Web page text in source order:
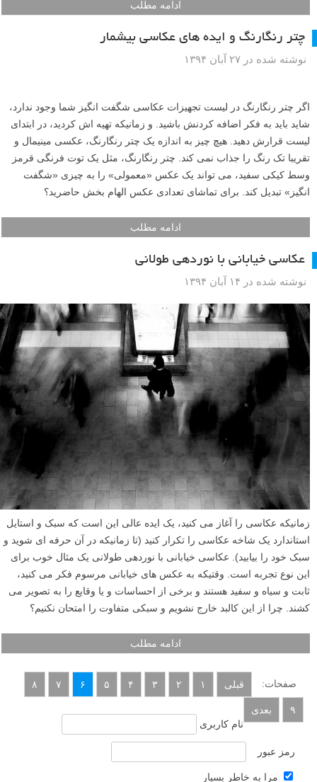
آیا برای عکاسی منظره شهری بعدی خود به دنبال ایده ای تازه هستید؟ در این
آموزش لنزک به شما نشان می دهیم که چگونه با استفاده از پلکسی گلاس
(نوعی پلاستیک شفاف) یا آینه، انعکاس منظره های شهری را با وضوح بالا به
تصویر بکشید.
ادامه مطلب
چتر رنگارنگ و ایده های عکاسی بیشمار
نوشته شده در ۲۷ آبان ۱۳۹۴
اگر چتر رنگارنگ در لیست تجهیزات عکاسی شگفت انگیز شما وجود ندارد،
شاید باید به فکر اضافه کردنش باشید. و زمانیکه تهیه اش کردید، در ابتدای
لیست قرارش دهید. هیچ چیز به اندازه یک چتر رنگارنگ، عکسی مینیمال و
تقریبا تک رنگ را جذاب نمی کند. چتر رنگارنگ، مثل یک توت فرنگی قرمز
وسط کیکی سفید، می تواند یک عکس «معمولی» را به چیزی «شگفت
انگیز» تبدیل کند. برای تماشای تعدادی عکس الهام بخش حاضرید؟
ادامه مطلب
عکاسی خیابانی با نوردهی طولانی
نوشته شده در ۱۴ آبان ۱۳۹۴
استاندارد یک شاخه عکاسی را تکرار کنید (تا زمانیکه در آن حرفه ای شوید و
سبک خود را بیابید). عکاسی خیابانی با نوردهی طولانی یک مثال خوب برای
این نوع تجربه است. وقتیکه به عکس های خیابانی مرسوم فکر می کنید،
ثابت و سیاه و سفید هستند و برخی از احساسات و یا وقایع را به تصویر می